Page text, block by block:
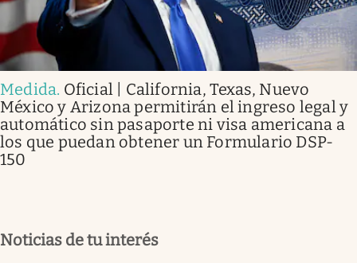
Medida. Oficial | California, Texas, Nuevo
México y Arizona permitirán el ingreso legal y
automático sin pasaporte ni visa americana a
los que puedan obtener un Formulario DSP-
150
Noticias de tu interés